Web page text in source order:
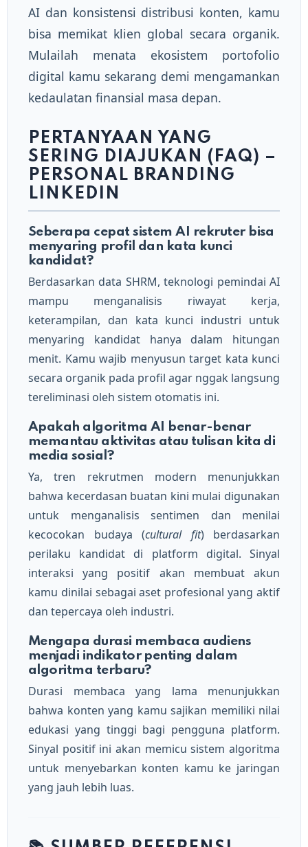
AI dan konsistensi distribusi konten, kamu
bisa memikat klien global secara organik.
Mulailah menata ekosistem portofolio
digital kamu sekarang demi mengamankan
kedaulatan finansial masa depan.
PERTANYAAN YANG
SERING DIAJUKAN (FAQ) –
PERSONAL BRANDING
LINKEDIN
Seberapa cepat sistem AI rekruter bisa
menyaring profil dan kata kunci
kandidat?
Berdasarkan data SHRM, teknologi pemindai AI
mampu menganalisis riwayat kerja,
keterampilan, dan kata kunci industri untuk
menyaring kandidat hanya dalam hitungan
menit. Kamu wajib menyusun target kata kunci
secara organik pada profil agar nggak langsung
tereliminasi oleh sistem otomatis ini.
Apakah algoritma AI benar-benar
memantau aktivitas atau tulisan kita di
media sosial?
Ya, tren rekrutmen modern menunjukkan
bahwa kecerdasan buatan kini mulai digunakan
untuk menganalisis sentimen dan menilai
kecocokan budaya (cultural fit) berdasarkan
perilaku kandidat di platform digital. Sinyal
interaksi yang positif akan membuat akun
kamu dinilai sebagai aset profesional yang aktif
dan tepercaya oleh industri.
Mengapa durasi membaca audiens
menjadi indikator penting dalam
algoritma terbaru?
Durasi membaca yang lama menunjukkan
bahwa konten yang kamu sajikan memiliki nilai
edukasi yang tinggi bagi pengguna platform.
Sinyal positif ini akan memicu sistem algoritma
untuk menyebarkan konten kamu ke jaringan
yang jauh lebih luas.